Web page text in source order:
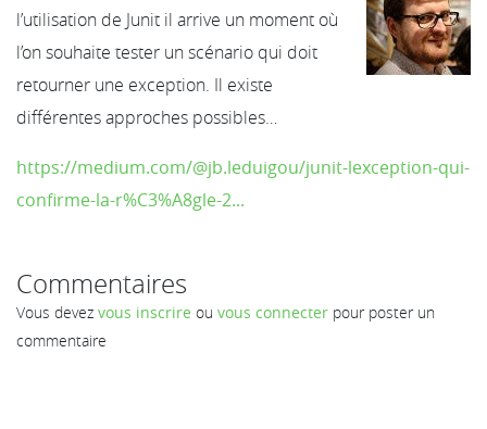
l’utilisation de Junit il arrive un moment où
l’on souhaite tester un scénario qui doit
retourner une exception. Il existe
différentes approches possibles…
https://medium.com/@jb.leduigou/junit-lexception-qui-
confirme-la-r%C3%A8gle-2...
Commentaires
Vous devez vous inscrire ou vous connecter pour poster un
commentaire